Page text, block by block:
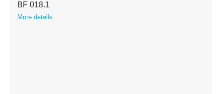
BF 018.1
More details